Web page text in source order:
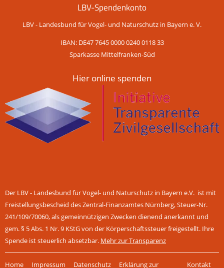
LBV-Spendenkonto
LBV - Landesbund für Vogel- und Naturschutz in Bayern e. V.
IBAN: DE47 7645 0000 0240 0118 33
Sparkasse Mittelfranken-Süd
Hier online spenden
Der LBV - Landesbund für Vogel- und Naturschutz in Bayern e.V. ist mit
Freistellungsbescheid des Zentral-Finanzamtes Nürnberg, Steuer-Nr.
241/109/70060, als gemeinnützigen Zwecken dienend anerkannt und
gem. § 5 Abs. 1 Nr. 9 KStG von der Körperschaftssteuer freigestellt. Ihre
Spende ist steuerlich absetzbar. Mehr zur Transparenz
Home Impressum Datenschutz Erklärung zur Kontakt